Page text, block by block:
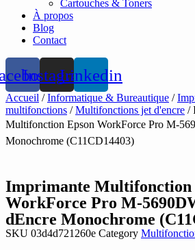
Cartouches & Toners
À propos
Blog
Contact
InstagramLinkedin
Accueil /Informatique & Bureautique /
multifonctions /Multifonctions jet d'encre /
Multifonction Epson WorkForce Pro M-
Monochrome (C11CD14403)
Imprimante Multifonction
WorkForce Pro M-
dEncre Monochrome
SKU 03d4d721260e Category